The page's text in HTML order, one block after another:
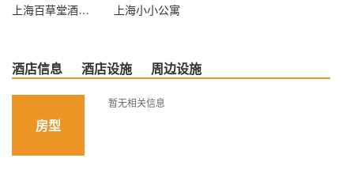
上海百草堂酒店公寓 上海小小公寓
酒店信息 酒店设施 周边设施
房型
暂无相关信息